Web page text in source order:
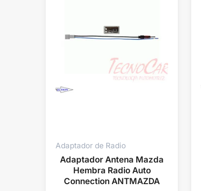
Adaptador de Radio
Adaptador Antena Mazda
Hembra Radio Auto
Connection ANTMAZDA